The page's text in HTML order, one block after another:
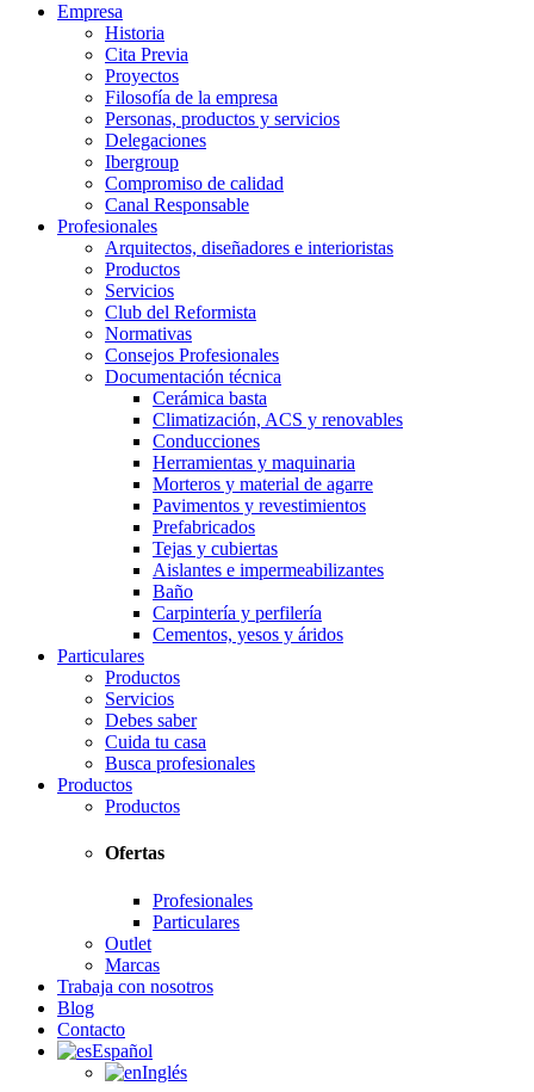
Empresa
Historia
Cita Previa
Proyectos
Filosofía de la empresa
Personas, productos y servicios
Delegaciones
Ibergroup
Compromiso de calidad
Canal Responsable
Profesionales
Arquitectos, diseñadores e interioristas
Productos
Servicios
Club del Reformista
Normativas
Consejos Profesionales
Documentación técnica
Cerámica basta
Climatización, ACS y renovables
Conducciones
Herramientas y maquinaria
Morteros y material de agarre
Pavimentos y revestimientos
Prefabricados
Tejas y cubiertas
Aislantes e impermeabilizantes
Baño
Carpintería y perfilería
Cementos, yesos y áridos
Particulares
Productos
Servicios
Debes saber
Cuida tu casa
Busca profesionales
Productos
Productos
Ofertas
Profesionales
Particulares
Outlet
Marcas
Trabaja con nosotros
Blog
Contacto
Español
Inglés